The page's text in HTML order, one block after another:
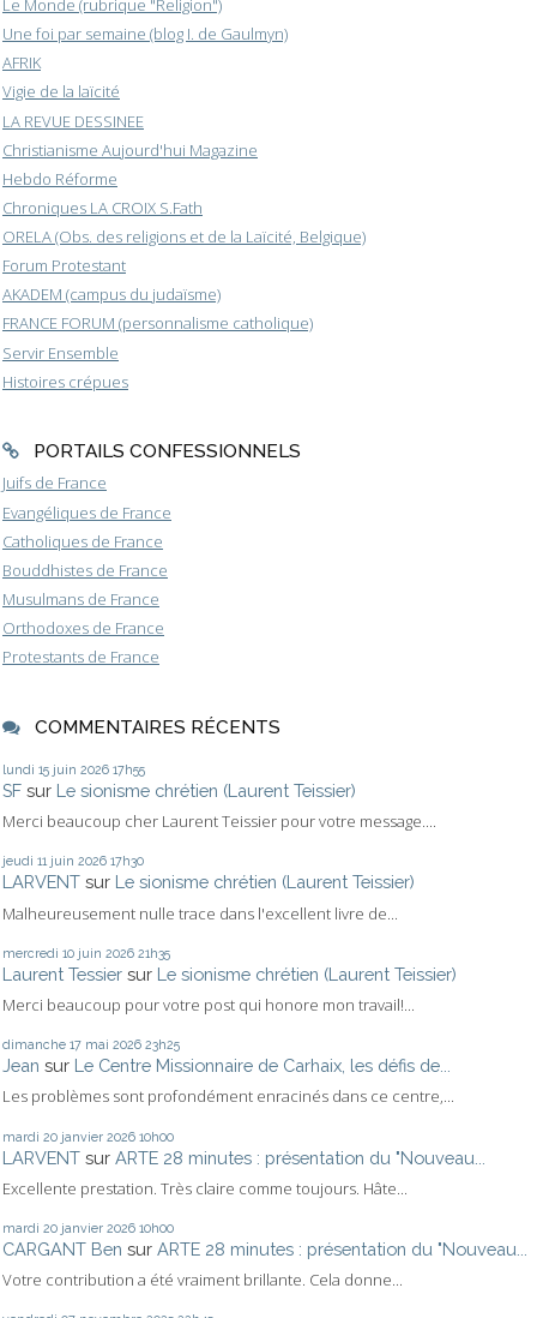
Le Monde (rubrique "Religion")
Une foi par semaine (blog I. de Gaulmyn)
AFRIK
Vigie de la laïcité
LA REVUE DESSINEE
Christianisme Aujourd'hui Magazine
Hebdo Réforme
Chroniques LA CROIX S.Fath
ORELA (Obs. des religions et de la Laïcité, Belgique)
Forum Protestant
AKADEM (campus du judaïsme)
FRANCE FORUM (personnalisme catholique)
Servir Ensemble
Histoires crépues
PORTAILS CONFESSIONNELS
Juifs de France
Evangéliques de France
Catholiques de France
Bouddhistes de France
Musulmans de France
Orthodoxes de France
Protestants de France
COMMENTAIRES RÉCENTS
lundi 15 juin 2026 17h55
SF sur Le sionisme chrétien (Laurent Teissier)
Merci beaucoup cher Laurent Teissier pour votre message....
jeudi 11 juin 2026 17h30
LARVENT sur Le sionisme chrétien (Laurent Teissier)
Malheureusement nulle trace dans l'excellent livre de...
mercredi 10 juin 2026 21h35
Laurent Tessier sur Le sionisme chrétien (Laurent Teissier)
Merci beaucoup pour votre post qui honore mon travail!...
dimanche 17 mai 2026 23h25
Jean sur Le Centre Missionnaire de Carhaix, les défis de...
Les problèmes sont profondément enracinés dans ce centre,...
mardi 20 janvier 2026 10h00
LARVENT sur ARTE 28 minutes : présentation du "Nouveau...
Excellente prestation. Très claire comme toujours. Hâte...
mardi 20 janvier 2026 10h00
CARGANT Ben sur ARTE 28 minutes : présentation du "Nouveau...
Votre contribution a été vraiment brillante. Cela donne...